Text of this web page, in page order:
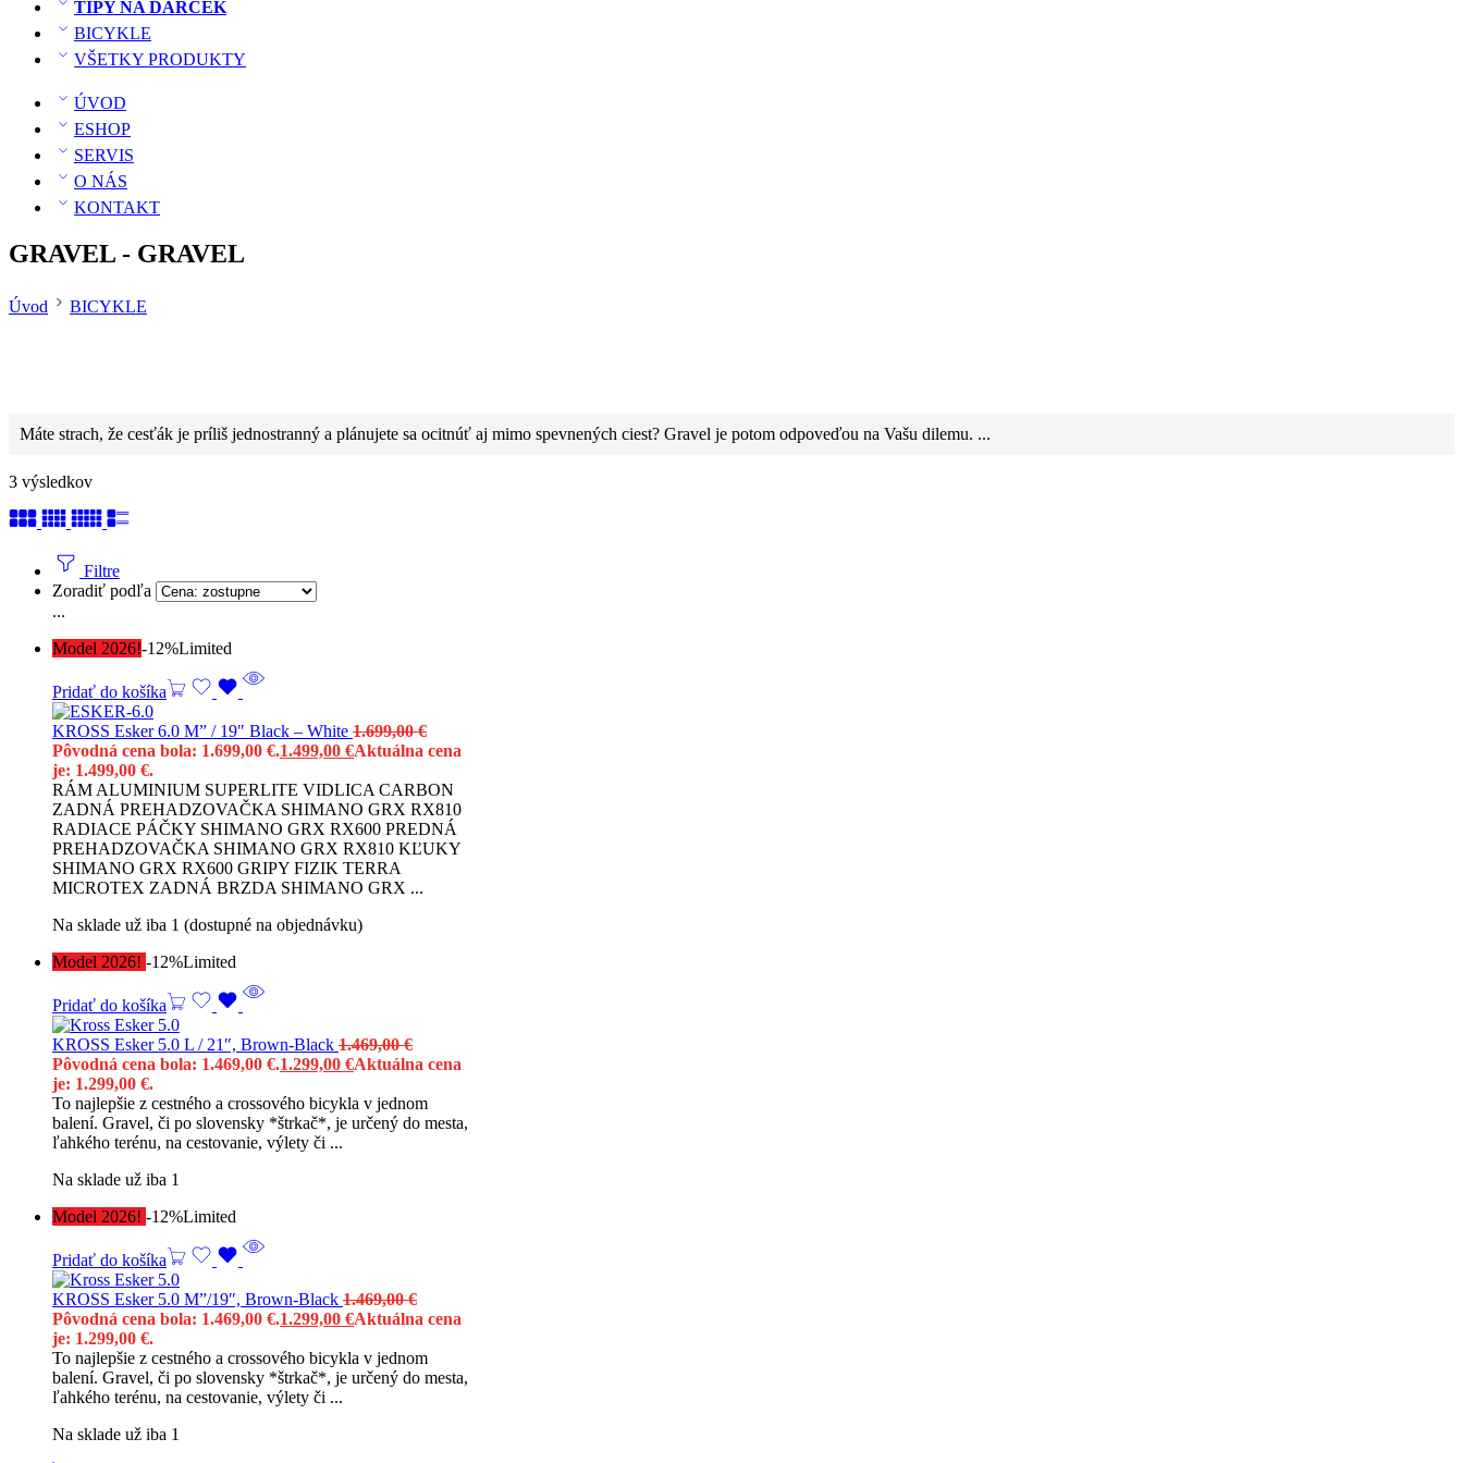
TIPY NA DARČEK
BICYKLE
VŠETKY PRODUKTY
ÚVOD
ESHOP
SERVIS
O NÁS
KONTAKT
GRAVEL - GRAVEL
Úvod BICYKLE
Máte strach, že cesťák je príliš jednostranný a plánujete sa ocitnúť aj mimo spevnených ciest? Gravel je potom odpoveďou na Vašu dilemu. ...
3 výsledkov
Filtre
Zoradiť podľa
...
Model 2026!-12%Limited
Pridať do košíka
KROSS Esker 6.0 M” / 19″ Black – White 1.699,00€
Pôvodná cena bola: 1.699,00 €.1.499,00 €Aktuálna cena
je: 1.499,00 €.
RÁM ALUMINIUM SUPERLITE VIDLICA CARBON
ZADNÁ PREHADZOVAČKA SHIMANO GRX RX810
RADIACE PÁČKY SHIMANO GRX RX600 PREDNÁ
PREHADZOVAČKA SHIMANO GRX RX810 KĽUKY
SHIMANO GRX RX600 GRIPY FIZIK TERRA
MICROTEX ZADNÁ BRZDA SHIMANO GRX ...
Na sklade už iba 1 (dostupné na objednávku)
Model 2026! -12%Limited
Pridať do košíka
KROSS Esker 5.0 L / 21″, Brown-Black 1.469,00€
Pôvodná cena bola: 1.469,00 €.1.299,00 €Aktuálna cena
je: 1.299,00 €.
To najlepšie z cestného a crossového bicykla v jednom
balení. Gravel, či po slovensky *štrkač*, je určený do mesta,
ľahkého terénu, na cestovanie, výlety či ...
Na sklade už iba 1
Model 2026! -12%Limited
Pridať do košíka
KROSS Esker 5.0 M”/19″, Brown-Black 1.469,00€
Pôvodná cena bola: 1.469,00 €.1.299,00 €Aktuálna cena
je: 1.299,00 €.
To najlepšie z cestného a crossového bicykla v jednom
balení. Gravel, či po slovensky *štrkač*, je určený do mesta,
ľahkého terénu, na cestovanie, výlety či ...
Na sklade už iba 1